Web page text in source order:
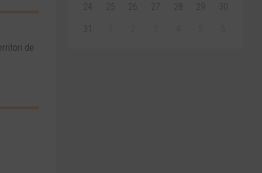
de
24 25 26 27 28 29 30
31